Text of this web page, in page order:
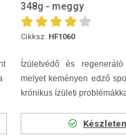
348g - meggy
Cikksz. HF1060
Ízületvédő és regeneráló
melyet keményen edző
krónikus ízületi
Készleten